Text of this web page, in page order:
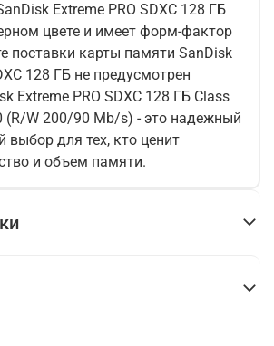
Extreme PRO SDXC 128 ГБ
цвете и имеет форм-фактор
128 ГБ не предусмотрен
(R/W 200/90 Mb/s) - это надежный
выбор для тех, кто ценит
и объем памяти.